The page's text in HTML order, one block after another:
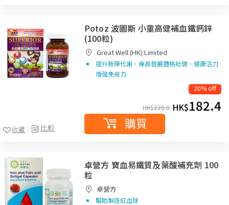
比較
收藏
Potoz 波圖斯 小童高健補血鐵鈣鋅
(100粒)
Great Well (HK) Limited
提升新陳代謝、身高發展體格壯健、健康活力
增強免疫力
20% off
HK$228.0 HK$182.4
購買
卓營方 寶血易鐵質及葉酸補充劑 100
粒
卓營方
幫助製造紅血球